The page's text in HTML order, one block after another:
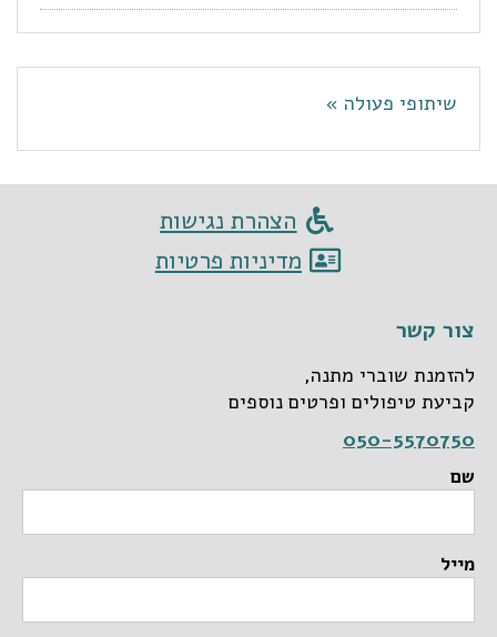
שיתופי פעולה »
הצהרת נגישות
מדיניות פרטיות
צור קשר
להזמנת שוברי מתנה,
קביעת טיפולים ופרטים נוספים
050-5570750
שם
מייל